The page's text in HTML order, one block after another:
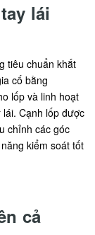
lái
tiêu chuẩn khắt
cố bằng
lốp và linh hoạt
Cạnh lốp được
chỉnh các góc
kiểm soát tốt
cả